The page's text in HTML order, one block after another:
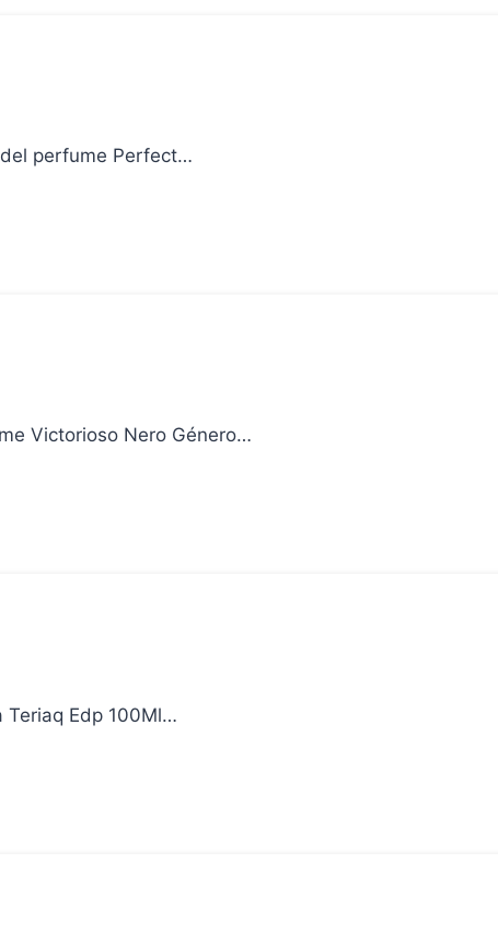
perfume Perfect…
Victorioso Nero Género…
Teriaq Edp 100Ml…